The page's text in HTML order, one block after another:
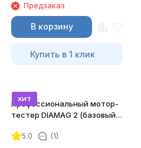
Предзаказ
В корзину
Купить в 1 клик
хит
Профессиональный мотор-
тестер DIAMAG 2 (базовый
5.0 (1)